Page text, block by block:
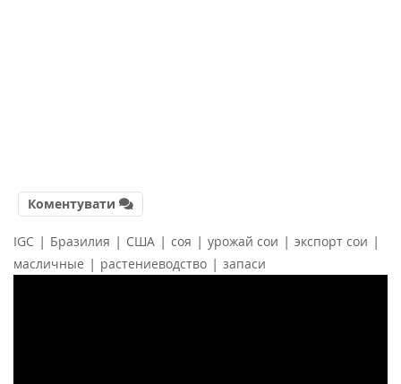
Коментувати
IGC | Бразилия | США | соя | урожай сои | экспорт сои |
масличные | растениеводство | запаси